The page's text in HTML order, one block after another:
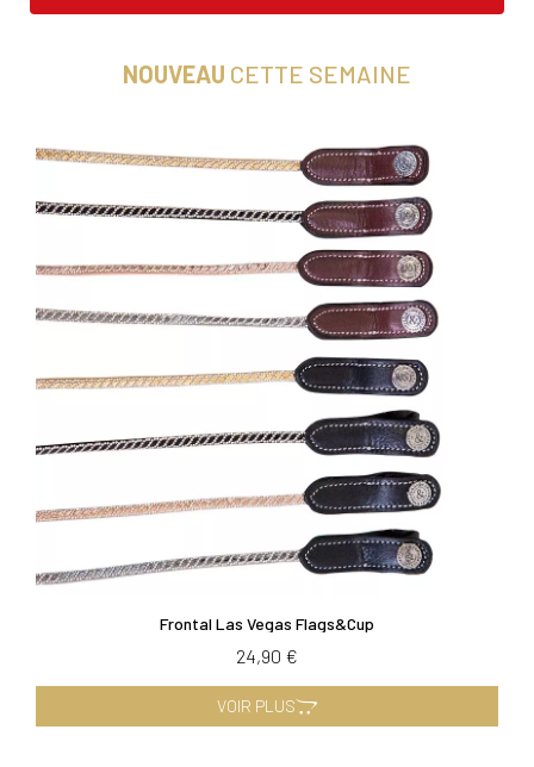
NOUVEAU CETTE SEMAINE
Frontal Las Vegas Flags&Cup
24,90 €
VOIR PLUS